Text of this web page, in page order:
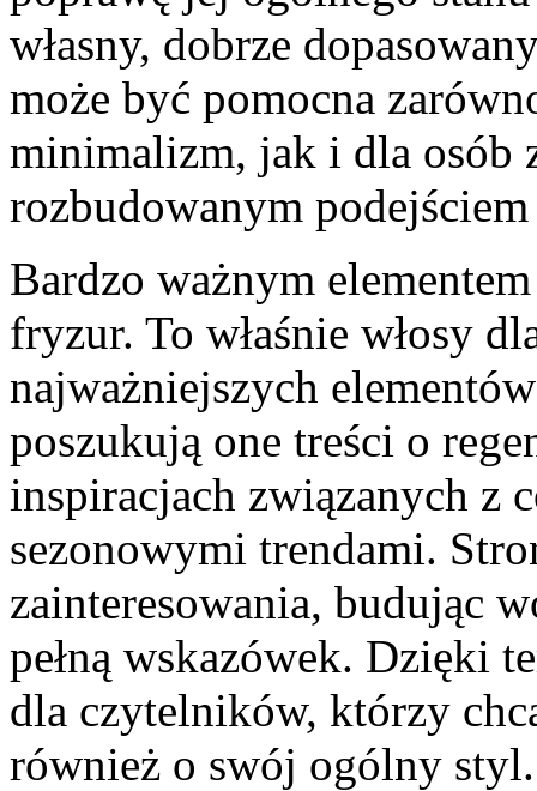
własny, dobrze
może być pomocna
minimalizm, jak i dla osób
rozbudowanym
Bardzo ważnym
fryzur. To właśnie włosy
najważniejszych
poszukują one treści o
inspiracjach związanych z
sezonowymi trendami.
zainteresowania, budując
pełną wskazówek. Dzięki
dla czytelników, którzy
również o swój ogólny styl.